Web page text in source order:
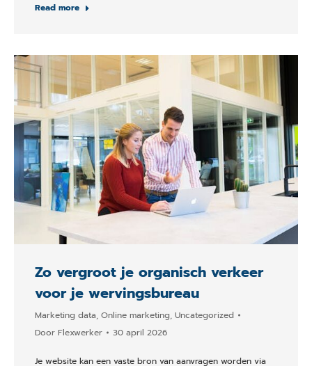
Read more
Zo vergroot je organisch verkeer
voor je wervingsbureau
Marketing data, Online marketing, Uncategorized
Door Flexwerker 30 april 2026
Je website kan een vaste bron van aanvragen worden via